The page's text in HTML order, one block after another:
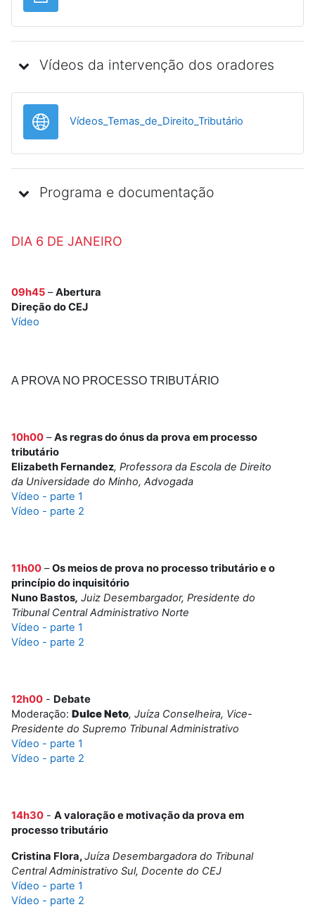
Vídeos da intervenção dos oradores
Vídeos_Temas_de_Direito_Tributário
Programa e documentação
DIA 6 DE JANEIRO
09h45 –Abertura
Direção do CEJ
Vídeo
A PROVA NO PROCESSO TRIBUTÁRIO
10h00 –As regras do ónus da prova em processo
tributário
Elizabeth Fernandez, Professora da Escola de Direito
da Universidade do Minho, Advogada
Vídeo - parte 1
Vídeo - parte 2
11h00 –Os meios de prova no processo tributário e o
princípio do inquisitório
Nuno Bastos, Juiz Desembargador, Presidente do
Tribunal Central Administrativo Norte
Vídeo - parte 1
Vídeo - parte 2
12h00 - Debate
Moderação: Dulce Neto, Juíza Conselheira, Vice-
Presidente do Supremo Tribunal Administrativo
Vídeo - parte 1
Vídeo - parte 2
14h30 - A valoração e motivação da prova em
processo tributário
Cristina Flora,Juíza Desembargadora do Tribunal
Central Administrativo Sul, Docente do CEJ
Vídeo - parte 1
Vídeo - parte 2